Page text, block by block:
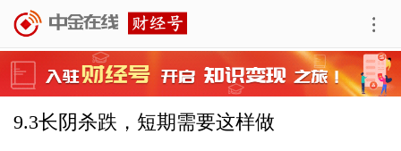
9.3长阴杀跌，短期需要这样做